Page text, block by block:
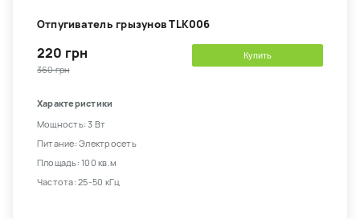
Отпугиватель грызунов TLK006
220 грн
360 грн
Купить
Характеристики
Мощность: 3 Вт
Питание: Электросеть
Площадь: 100 кв.м
Частота: 25-50 кГц